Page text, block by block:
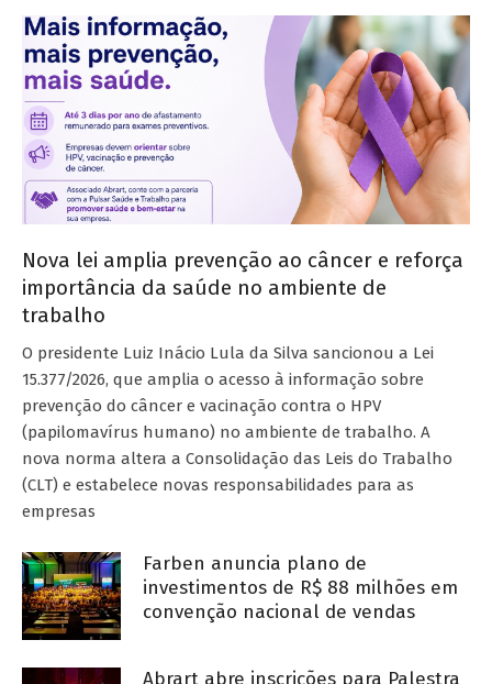
Nova lei amplia prevenção ao câncer e reforça
importância da saúde no ambiente de
trabalho
O presidente Luiz Inácio Lula da Silva sancionou a Lei
15.377/2026, que amplia o acesso à informação sobre
prevenção do câncer e vacinação contra o HPV
(papilomavírus humano) no ambiente de trabalho. A
nova norma altera a Consolidação das Leis do Trabalho
(CLT) e estabelece novas responsabilidades para as
empresas
Farben anuncia plano de
investimentos de R$ 88 milhões em
convenção nacional de vendas